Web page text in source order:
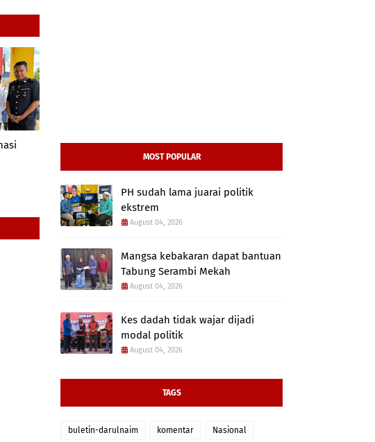
MOST POPULAR
PH sudah lama juarai politik
ekstrem
August 04, 2026
Mangsa kebakaran dapat bantuan
Tabung Serambi Mekah
August 04, 2026
Kes dadah tidak wajar dijadi
modal politik
August 04, 2026
TAGS
buletin-darulnaim komentar Nasional